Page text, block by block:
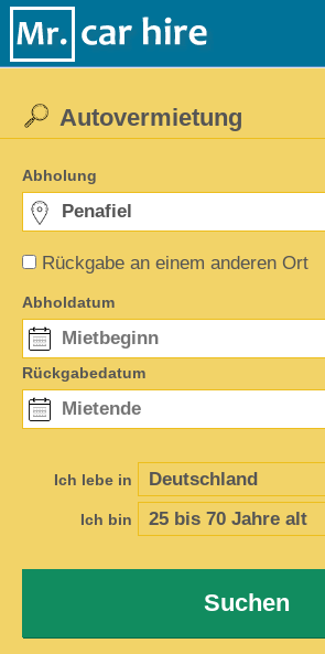
Rückgabe an einem anderen Ort
Autovermietung
Abholung
Abholdatum
Rückgabedatum
Ich lebe in
Ich bin
Suchen